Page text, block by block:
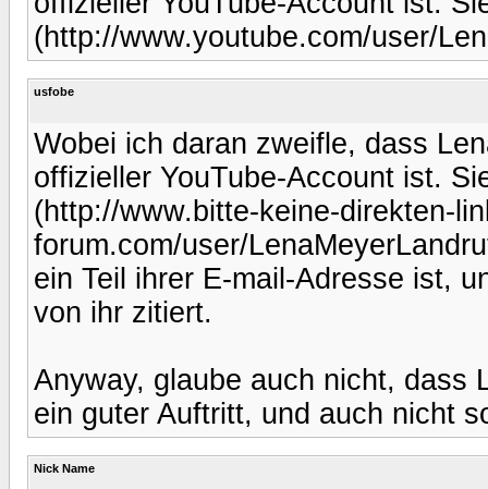
(http://www.youtube.com/user/
usfobe
Wobei ich daran zweifle, dass
offizieller YouTube-Account ist.
(http://www.bitte-keine-direkten-
forum.com/user/
ein Teil ihrer E-mail-Adresse ist,
von ihr zitiert.
Anyway, glaube auch nicht, dass
ein guter Auftritt, und auch nicht
Nick Name